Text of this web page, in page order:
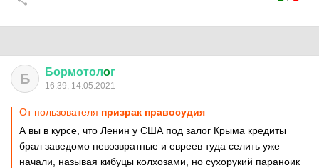
Б Бормотолoг
16:39, 14.05.2021
От пользователя призрак правосудия
А вы в курсе, что Ленин у США под залог Крыма кредиты
брал заведомо невозвратные и евреев туда селить уже
начали, называя кибуцы колхозами, но сухорукий параноик